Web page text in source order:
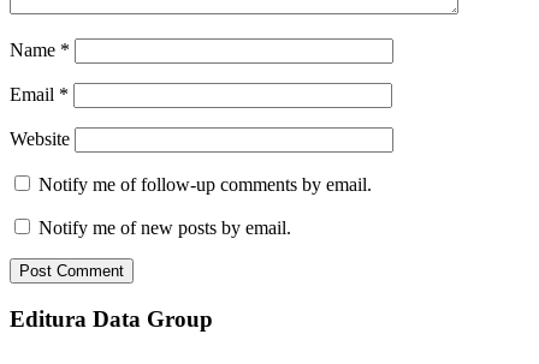
Name *
Email *
Website
Notify me of follow-up comments by email.
Notify me of new posts by email.
Editura Data Group